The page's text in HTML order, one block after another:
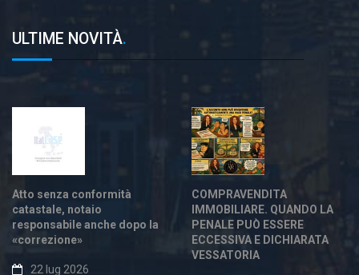
ULTIME NOVITÀ.
Atto senza conformità
catastale, notaio
responsabile anche dopo la
«correzione»
22 lug 2026
COMPRAVENDITA
IMMOBILIARE. QUANDO LA
PENALE PUÒ ESSERE
ECCESSIVA E DICHIARATA
VESSATORIA